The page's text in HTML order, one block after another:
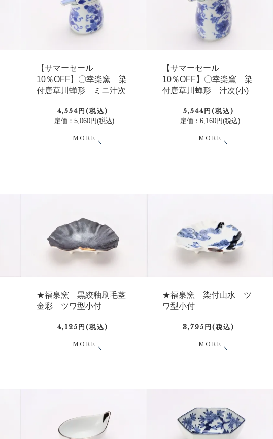
【サマーセール
10％OFF】〇幸楽窯 染
付唐草川蝉形 ミニ汁次
4,554円(税込)
定価：5,060円(税込)
MORE
【サマーセール
10％OFF】〇幸楽窯 染
付唐草川蝉形 汁次(小)
5,544円(税込)
定価：6,160円(税込)
MORE
★福泉窯 黒絞釉刷毛茎
金彩 ツワ型小付
4,125円(税込)
MORE
★福泉窯 染付山水 ツ
ワ型小付
3,795円(税込)
MORE